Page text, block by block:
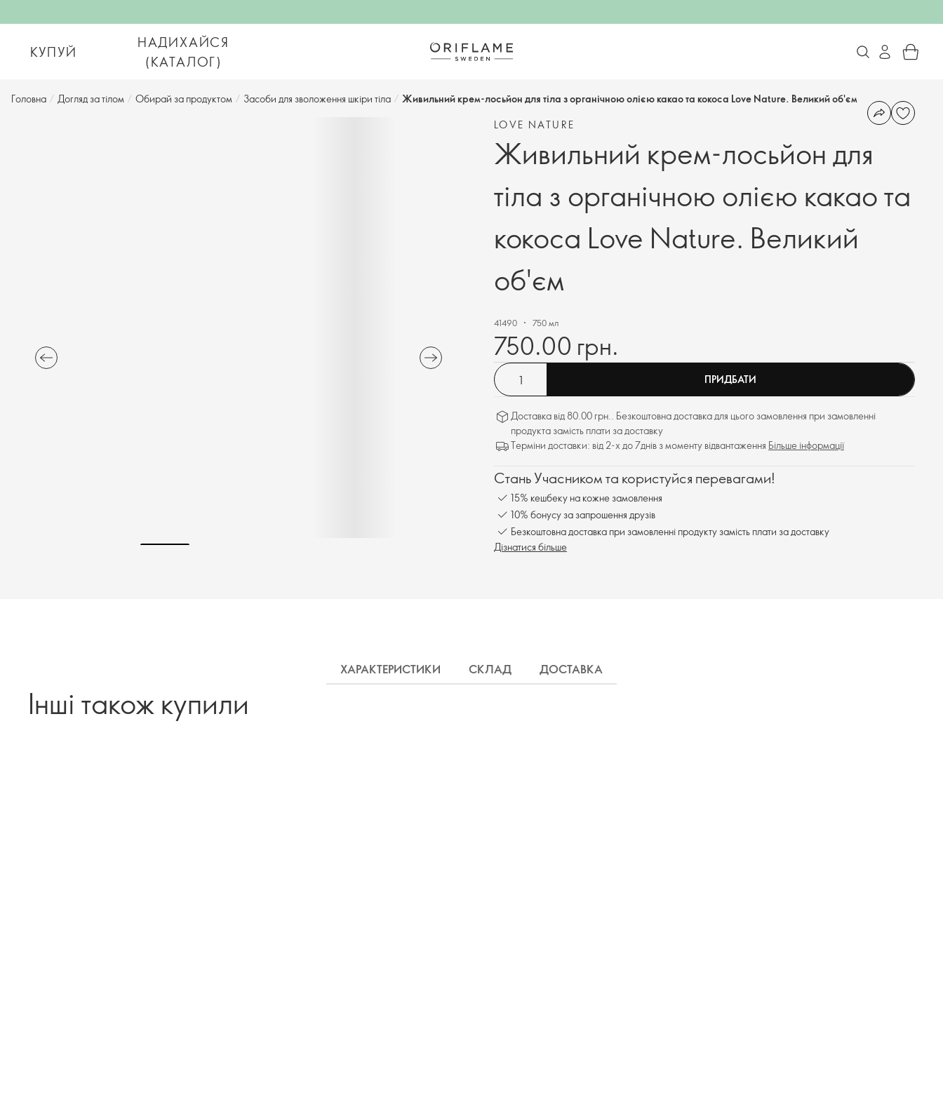
КУПУЙ
НАДИХАЙСЯ
(КАТАЛОГ)
Головна / Догляд за тілом / Обирай за продуктом / Засоби для зволоження шкіри тіла / Живильний крем-лосьйон для тіла з органічною олією какао та кокоса Love Nature. Великий об'єм
LOVE NATURE
Живильний крем-лосьйон для
тіла з органічною олією какао та
кокоса Love Nature. Великий
об'єм
41490 750 мл
750.00 грн.
ПРИДБАТИ
Доставка від 80.00 грн.. Безкоштовна доставка для цього замовлення при замовленні
продукта замість плати за доставку
Терміни доставки: від 2-х до 7днів з моменту відвантаження Більше інформації
Стань Учасником та користуйся перевагами!
15% кешбеку на кожне замовлення
10% бонусу за запрошення друзів
Безкоштовна доставка при замовленні продукту замість плати за доставку
Дізнатися більше
ХАРАКТЕРИСТИКИ СКЛАД ДОСТАВКА
Інші також купили